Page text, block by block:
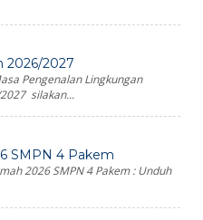
2026/2027
Pengenalan Lingkungan
silakan...
SMPN 4 Pakem
2026 SMPN 4 Pakem : Unduh